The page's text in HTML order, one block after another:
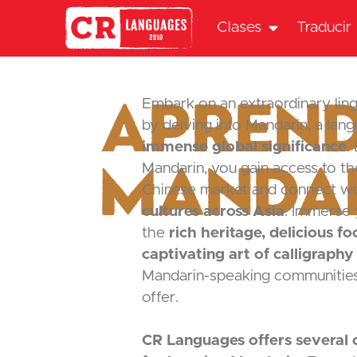
Clases Traducir
Embark on an extraordinary
by delving into Mandarin, a
immense global significance.
Mandarin, you gain access to
Chinese market and connect
cultures across Asia. Immerse
the rich heritage, delicious
captivating art of calligraphy
Mandarin-speaking
offer.
CR Languages offers several